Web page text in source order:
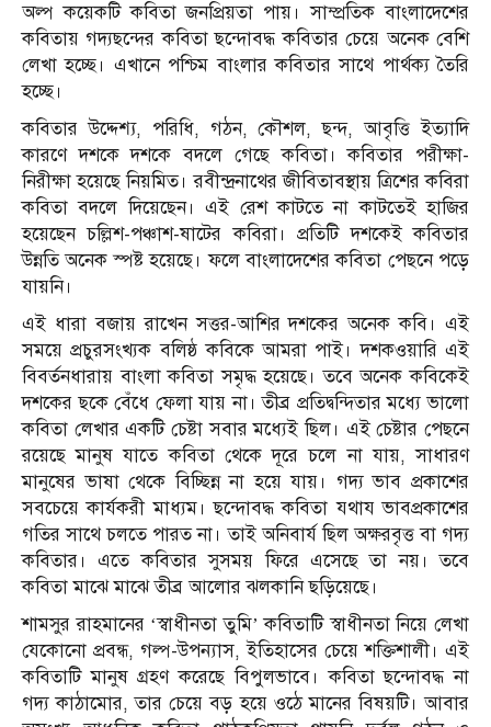
অল্প কয়েকটি কবিতা জনপ্রিয়তা পায়। সাম্প্রতিক বাংলাদেশের
কবিতায় গদ্যছন্দের কবিতা ছন্দোবদ্ধ কবিতার চেয়ে অনেক বেশি
লেখা হচ্ছে। এখানে পশ্চিম বাংলার কবিতার সাথে পার্থক্য তৈরি
হচ্ছে।
কবিতার উদ্দেশ্য, পরিধি, গঠন, কৌশল, ছন্দ, আবৃত্তি ইত্যাদি
কারণে দশকে দশকে বদলে গেছে কবিতা। কবিতার পরীক্ষা-
নিরীক্ষা হয়েছে নিয়মিত। রবীন্দ্রনাথের জীবিতাবস্থায় ত্রিশের কবিরা
কবিতা বদলে দিয়েছেন। এই রেশ কাটতে না কাটতেই হাজির
হয়েছেন চল্লিশ-পঞ্চাশ-ষাটের কবিরা। প্রতিটি দশকেই কবিতার
উন্নতি অনেক স্পষ্ট হয়েছে। ফলে বাংলাদেশের কবিতা পেছনে পড়ে
যায়নি।
এই ধারা বজায় রাখেন সত্তর-আশির দশকের অনেক কবি। এই
সময়ে প্রচুরসংখ্যক বলিষ্ঠ কবিকে আমরা পাই। দশকওয়ারি এই
বিবর্তনধারায় বাংলা কবিতা সমৃদ্ধ হয়েছে। তবে অনেক কবিকেই
দশকের ছকে বেঁধে ফেলা যায় না। তীব্র প্রতিদ্বন্দিতার মধ্যে ভালো
কবিতা লেখার একটি চেষ্টা সবার মধ্যেই ছিল। এই চেষ্টার পেছনে
রয়েছে মানুষ যাতে কবিতা থেকে দূরে চলে না যায়, সাধারণ
মানুষের ভাষা থেকে বিচ্ছিন্ন না হয়ে যায়। গদ্য ভাব প্রকাশের
সবচেয়ে কার্যকরী মাধ্যম। ছন্দোবদ্ধ কবিতা যথায ভাবপ্রকাশের
গতির সাথে চলতে পারত না। তাই অনিবার্য ছিল অক্ষরবৃত্ত বা গদ্য
কবিতার। এতে কবিতার সুসময় ফিরে এসেছে তা নয়। তবে
কবিতা মাঝে মাঝে তীব্র আলোর ঝলকানি ছড়িয়েছে।
শামসুর রাহমানের ‘স্বাধীনতা তুমি’ কবিতাটি স্বাধীনতা নিয়ে লেখা
যেকোনো প্রবন্ধ, গল্প-উপন্যাস, ইতিহাসের চেয়ে শক্তিশালী। এই
কবিতাটি মানুষ গ্রহণ করেছে বিপুলভাবে। কবিতা ছন্দোবদ্ধ না
গদ্য কাঠামোর, তার চেয়ে বড় হয়ে ওঠে মানের বিষয়টি। আবার